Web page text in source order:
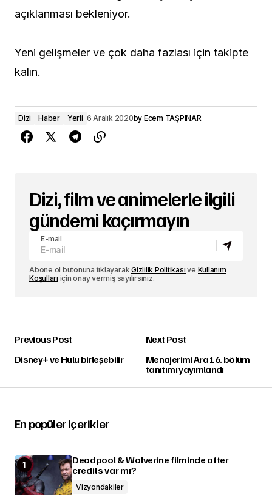
açıklanması bekleniyor.
Yeni gelişmeler ve çok daha fazlası için takipte
kalın.
Dizi Haber Yerli 6 Aralık 2020by Ecem TAŞPINAR
Dizi, film ve animelerle ilgili
gündemi kaçırmayın
E-mail
Abone ol butonuna tıklayarakGizlilik Politikası ve Kullanım
Koşulları için onay vermiş sayılırsınız.
Previous Post
Disney+ ve Hulu birleşebilir
Next Post
Menajerimi Ara 16. bölüm
tanıtımı yayımlandı
En popüler içerikler
Deadpool & Wolverine filminde after
credits var mı?
Vizyondakiler